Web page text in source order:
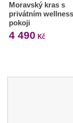
Moravský kras s
privátním
pokoji
4 490 Kč